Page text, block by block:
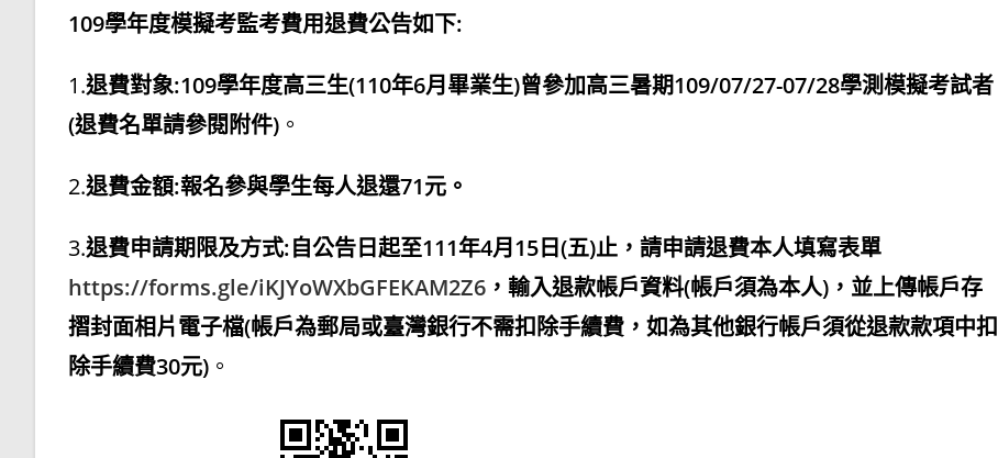
109學年度模擬考監考費用退費公告如下:
1.退費對象:109學年度高三生(110年6月畢業生)曾參加高三暑期109/07/27-07/28學測模擬考試者
(退費名單請參閱附件) 。
2.退費金額:報名參與學生每人退還71元。
3.退費申請期限及方式:自公告日起至111年4月15日(五)止，請申請退費本人填寫表單
https://forms.gle/iKJYoWXbGFEKAM2Z6 ，輸入退款帳戶資料(帳戶須為本人)，並上傳帳戶存
摺封面相片電子檔(帳戶為郵局或臺灣銀行不需扣除手續費，如為其他銀行帳戶須從退款款項中扣
除手續費30元) 。